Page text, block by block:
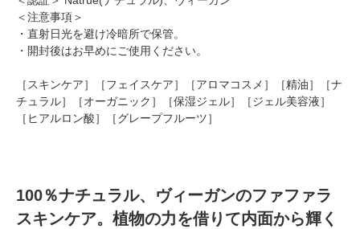
＜注意事項＞
・直射日光を避け冷暗所で保管。
・開封後はお早めにご使用ください。
［スキンケア］［フェイスケア］［アロマコスメ］［精油］［ナ
チュラル］［オーガニック］［保湿ジェル］［ジェル美容液］
［ヒアルロン酸］［グレープフルーツ］
100％ナチュラル、ヴィーガンのファファラ
スキンケア。植物の力を借りて内面から輝く